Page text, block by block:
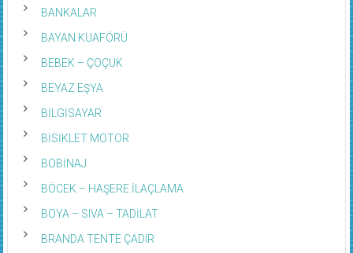
BANKALAR
BAYAN KUAFÖRÜ
BEBEK – ÇOÇUK
BEYAZ EŞYA
BİLGİSAYAR
BİSİKLET MOTOR
BOBİNAJ
BÖCEK – HAŞERE İLAÇLAMA
BOYA – SIVA – TADİLAT
BRANDA TENTE ÇADIR